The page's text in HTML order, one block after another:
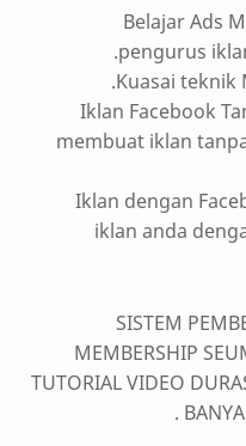
👀 Belajar
pengurus
👀 Iklan Facebook
membuat iklan
👀 Iklan dengan
iklan anda
SISTEM
MEMBERSHIP
TUTORIAL VIDEO